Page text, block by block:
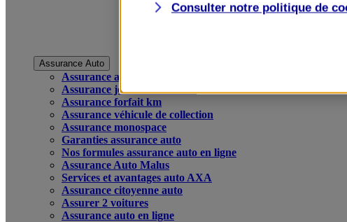
Assurance Auto
Assurance auto
Assurance jeune conducteur
Assurance forfait km
Assurance véhicule de collection
Assurance monospace
Garanties assurance auto
Nos formules assurance auto en ligne
Assurance Auto Malus
Services et avantages auto AXA
Assurance citoyenne auto
Assurer 2 voitures
Assurance auto en ligne
Consulter notre politique de